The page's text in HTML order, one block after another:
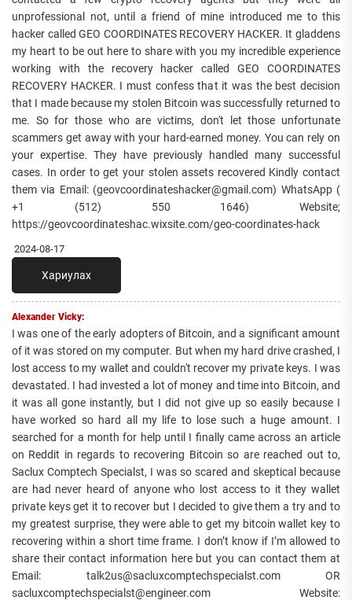
unprofessional not, until a friend of mine introduced me to this
hacker called GEO COORDINATES RECOVERY HACKER. It gladdens
my heart to be out here to share with you my incredible experience
working with the recovery hacker called GEO COORDINATES
RECOVERY HACKER. I must confess that it was the best decision
that I made because my stolen Bitcoin was successfully returned to
me. So for those who are victims, don't let those unfortunate
scammers get away with your hard-earned money. You can rely on
your expertise. They have previously handled many successful
cases. In order to get your stolen assets recovered Kindly contact
them via Email: (geovcoordinateshacker@gmail.com) WhatsApp (
+1 (512) 550 1646) Website;
https://geovcoordinateshac.wixsite.com/geo-coordinates-hack
2024-08-17
Хариулах
Alexander Vicky:
I was one of the early adopters of Bitcoin, and a significant amount
of it was stored on my computer. But when my hard drive crashed, I
lost access to my wallet and couldn't recover my private keys. I was
devastated. I had invested a lot of money and time into Bitcoin, and
it was all gone instantly, but I did not give up so easily because I
have worked so hard all my life to lose such a huge amount. I
searched for a month for help until I finally came across an article
on Reddit in regards to recovering Bitcoin so are reached out to,
Saclux Comptech Specialst, I was so scared and skeptical because
are had never heard of anyone who lost access to it they wallet
private keys get it to recover but I decided to give them a try and to
my greatest surprise, they were able to get my bitcoin wallet key to
recovering within a short time frame. I don’t know if I’m allowed to
share their contact information here but you can contact them at
Email: talk2us@sacluxcomptechspecialst.com OR
sacluxcomptechspecialst@engineer.com Website: